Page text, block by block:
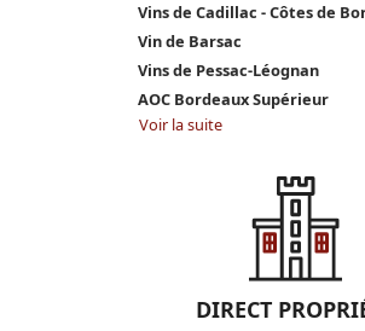
Vins de Cadillac - Côtes de
Vin de Barsac
Vins de Pessac-Léognan
AOC Bordeaux Supérieur
Voir la suite
DIRECT